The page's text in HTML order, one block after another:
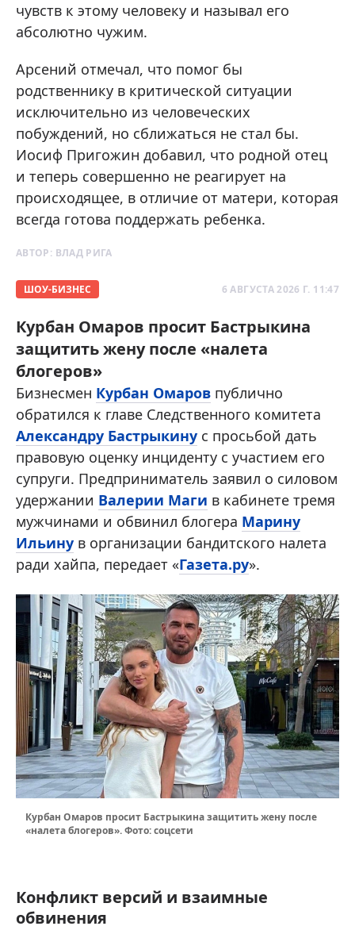
чувств к этому человеку и называл его
абсолютно чужим.
Арсений отмечал, что помог бы
родственнику в критической ситуации
исключительно из человеческих
побуждений, но сближаться не стал бы.
Иосиф Пригожин добавил, что родной отец
и теперь совершенно не реагирует на
происходящее, в отличие от матери, которая
всегда готова поддержать ребенка.
АВТОР: ВЛАД РИГА
ШОУ-БИЗНЕС 6 АВГУСТА 2026 Г. 11:47
Курбан Омаров просит Бастрыкина
защитить жену после «налета
блогеров»
Бизнесмен Курбан Омаров публично
обратился к главе Следственного комитета
Александру Бастрыкину с просьбой дать
правовую оценку инциденту с участием его
супруги. Предприниматель заявил о силовом
удержании Валерии Маги в кабинете тремя
мужчинами и обвинил блогера Марину
Ильину в организации бандитского налета
ради хайпа, передает «Газета.ру».
Курбан Омаров просит Бастрыкина защитить жену после
«налета блогеров». Фото: соцсети
Конфликт версий и взаимные
обвинения